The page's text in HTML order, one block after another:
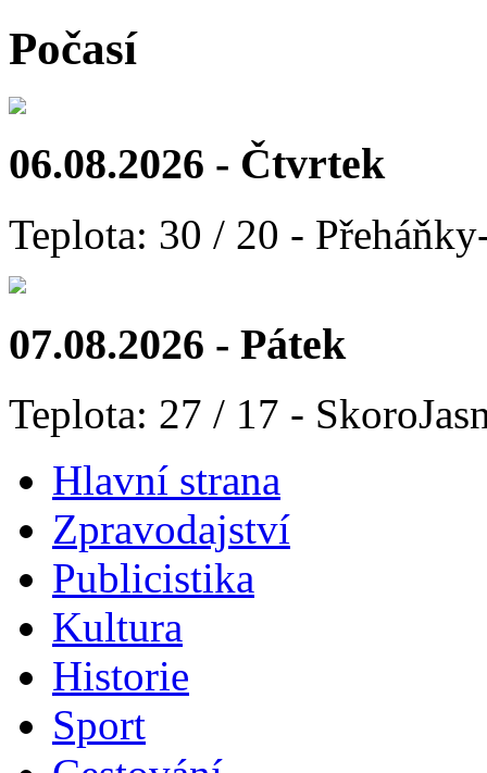
Počasí
06.08.2026 - Čtvrtek
Teplota: 30 / 20 -
07.08.2026 - Pátek
Teplota: 27 / 17 -
Hlavní strana
Zpravodajství
Publicistika
Kultura
Historie
Sport